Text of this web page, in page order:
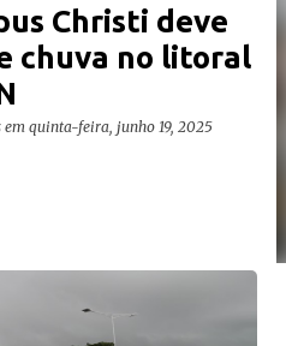
Christi deve
chuva no litoral
em quinta-feira, junho 19, 2025